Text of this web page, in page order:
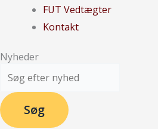
FUT Vedtægter
Kontakt
Nyheder
Søg